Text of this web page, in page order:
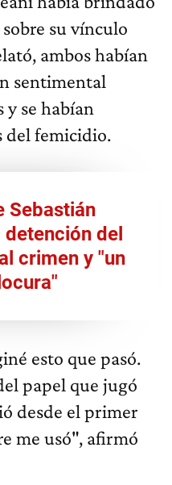
su vínculo
ambos habían
sentimental
y se habían
del femicidio.
Sebastián
del
crimen y "un
esto que pasó.
papel que jugó
desde el primer
me usó", afirmó